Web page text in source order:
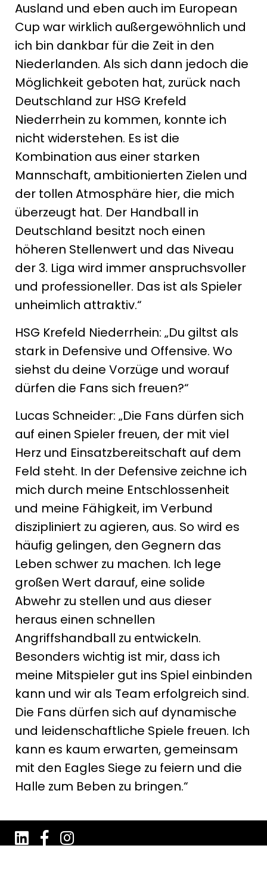
Ausland und eben auch im European
Cup war wirklich außergewöhnlich und
ich bin dankbar für die Zeit in den
Niederlanden. Als sich dann jedoch die
Möglichkeit geboten hat, zurück nach
Deutschland zur HSG Krefeld
Niederrhein zu kommen, konnte ich
nicht widerstehen. Es ist die
Kombination aus einer starken
Mannschaft, ambitionierten Zielen und
der tollen Atmosphäre hier, die mich
überzeugt hat. Der Handball in
Deutschland besitzt noch einen
höheren Stellenwert und das Niveau
der 3. Liga wird immer anspruchsvoller
und professioneller. Das ist als Spieler
unheimlich attraktiv.“
HSG Krefeld Niederrhein: „Du giltst als
stark in Defensive und Offensive. Wo
siehst du deine Vorzüge und worauf
dürfen die Fans sich freuen?“
Lucas Schneider: „Die Fans dürfen sich
auf einen Spieler freuen, der mit viel
Herz und Einsatzbereitschaft auf dem
Feld steht. In der Defensive zeichne ich
mich durch meine Entschlossenheit
und meine Fähigkeit, im Verbund
diszipliniert zu agieren, aus. So wird es
häufig gelingen, den Gegnern das
Leben schwer zu machen. Ich lege
großen Wert darauf, eine solide
Abwehr zu stellen und aus dieser
heraus einen schnellen
Angriffshandball zu entwickeln.
Besonders wichtig ist mir, dass ich
meine Mitspieler gut ins Spiel einbinden
kann und wir als Team erfolgreich sind.
Die Fans dürfen sich auf dynamische
und leidenschaftliche Spiele freuen. Ich
kann es kaum erwarten, gemeinsam
mit den Eagles Siege zu feiern und die
Halle zum Beben zu bringen.“